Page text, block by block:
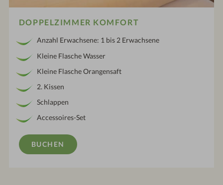
DOPPELZIMMER KOMFORT
Anzahl Erwachsene: 1 bis 2 Erwachsene
Kleine Flasche Wasser
Kleine Flasche Orangensaft
2. Kissen
Schlappen
Accessoires-Set
BUCHEN